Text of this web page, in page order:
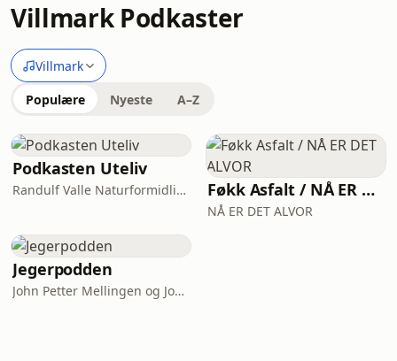
Villmark Podkaster
Villmark
Populære Nyeste A–Z
Podkasten Uteliv
Randulf Valle Naturformidling AS Føkk Asfalt / NÅ ER DET ALVOR
NÅ ER DET ALVOR
Jegerpodden
John Petter Mellingen og Jon Inge Vik